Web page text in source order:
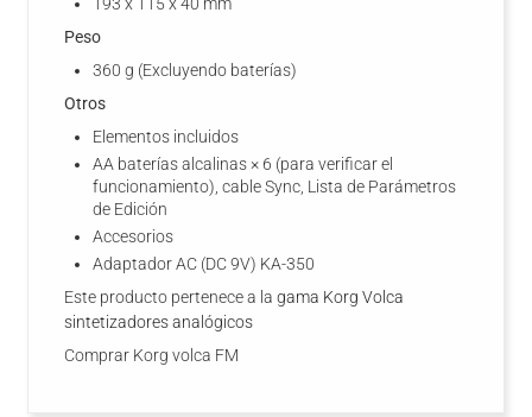
Peso
360 g (Excluyendo baterías)
Otros
Elementos incluidos
AA baterías alcalinas × 6 (para verificar el
funcionamiento), cable Sync, Lista de Parámetros
de Edición
Accesorios
Adaptador AC (DC 9V) KA-350
Este producto pertenece a la gama Korg Volca
sintetizadores analógicos
Comprar Korg volca FM